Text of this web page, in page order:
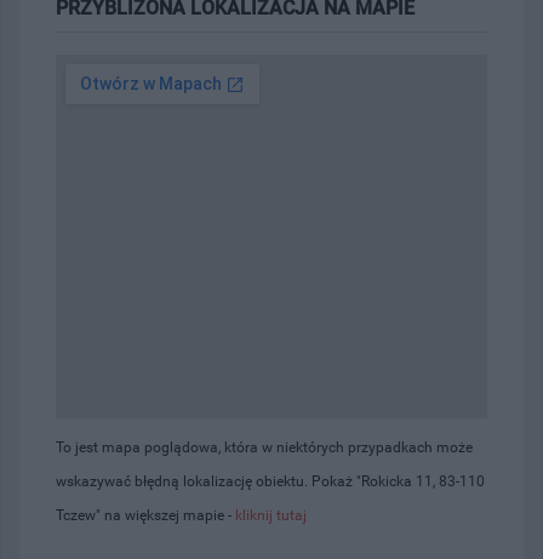
PRZYBLIŻONA LOKALIZACJA NA MAPIE
To jest mapa poglądowa, która w niektórych przypadkach może
wskazywać błędną lokalizację obiektu. Pokaż "Rokicka 11, 83-110
Tczew" na większej mapie - kliknij tutaj